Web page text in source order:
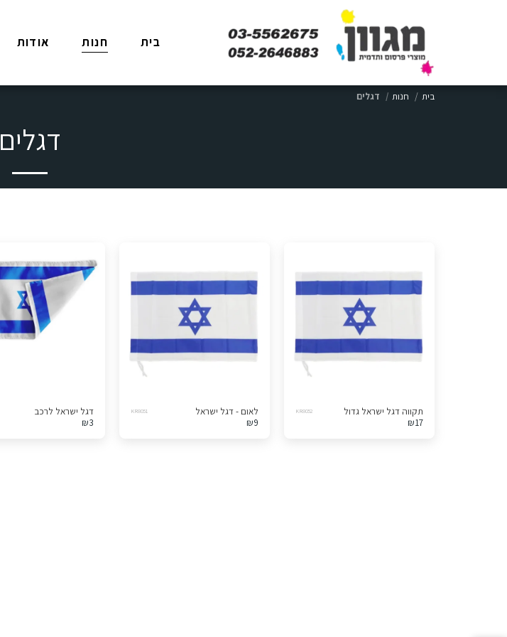
בית חנות אודות
בית חנות דגלים
דגלים
תקווה דגל ישראל גדול KR8052
₪17
לאום - דגל ישראל KR8051
₪9
דגל ישראל לרכב
₪3